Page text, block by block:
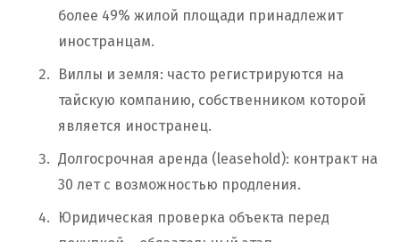
более 49% жилой площади принадлежит
иностранцам.
Виллы и земля: часто регистрируются на
тайскую компанию, собственником которой
является иностранец.
Долгосрочная аренда (leasehold): контракт на
30 лет с возможностью продления.
Юридическая проверка объекта перед